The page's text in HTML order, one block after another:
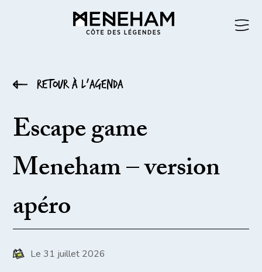
Retour à l’agenda
Escape game
Meneham – version
apéro
Le 31 juillet 2026